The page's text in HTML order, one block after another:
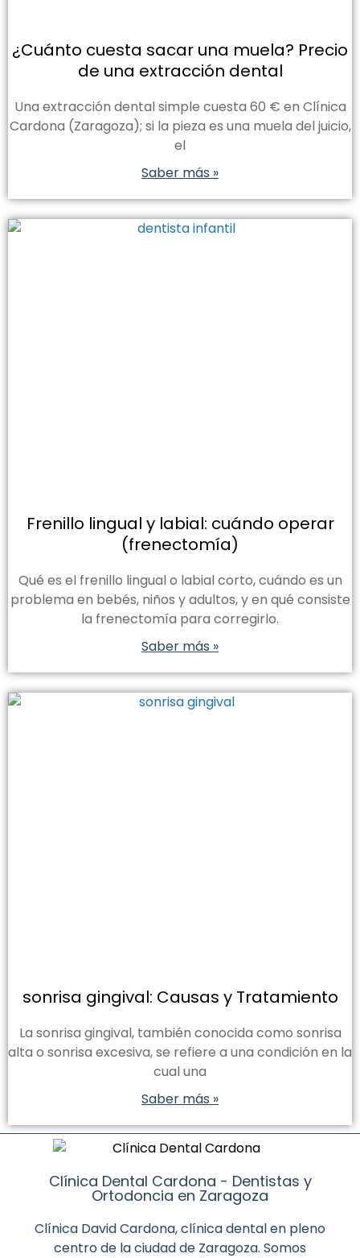
¿Cuánto cuesta sacar una muela? Precio
de una extracción dental
Una extracción dental simple cuesta 60 € en Clínica
Cardona (Zaragoza); si la pieza es una muela del juicio,
el
Saber más »
Frenillo lingual y labial: cuándo operar
(frenectomía)
Qué es el frenillo lingual o labial corto, cuándo es un
problema en bebés, niños y adultos, y en qué consiste
la frenectomía para corregirlo.
Saber más »
sonrisa gingival: Causas y Tratamiento
La sonrisa gingival, también conocida como sonrisa
alta o sonrisa excesiva, se refiere a una condición en la
cual una
Saber más »
Clínica Dental Cardona - Dentistas y
Ortodoncia en Zaragoza
Clínica David Cardona, clínica dental en pleno
centro de la ciudad de Zaragoza. Somos